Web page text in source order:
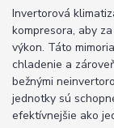
Invertorová
kompresora, aby
výkon. Táto
chladenie a
bežnými
jednotky sú
efektívnejšie ako